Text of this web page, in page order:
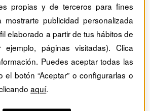
mes
propias y de terceros para fines
publicidad personalizada
elaborado a partir de tus hábitos de
ejemplo, páginas visitadas). Clica
Puedes aceptar todas las
el botón “Aceptar” o configurarlas o
aquí.